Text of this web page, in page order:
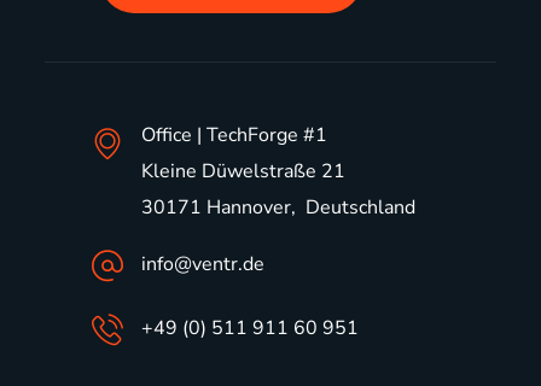
Office | TechForge #1
Kleine Düwelstraße 21
30171 Hannover, Deutschland
info@ventr.de
+49 (0) 511 911 60 951